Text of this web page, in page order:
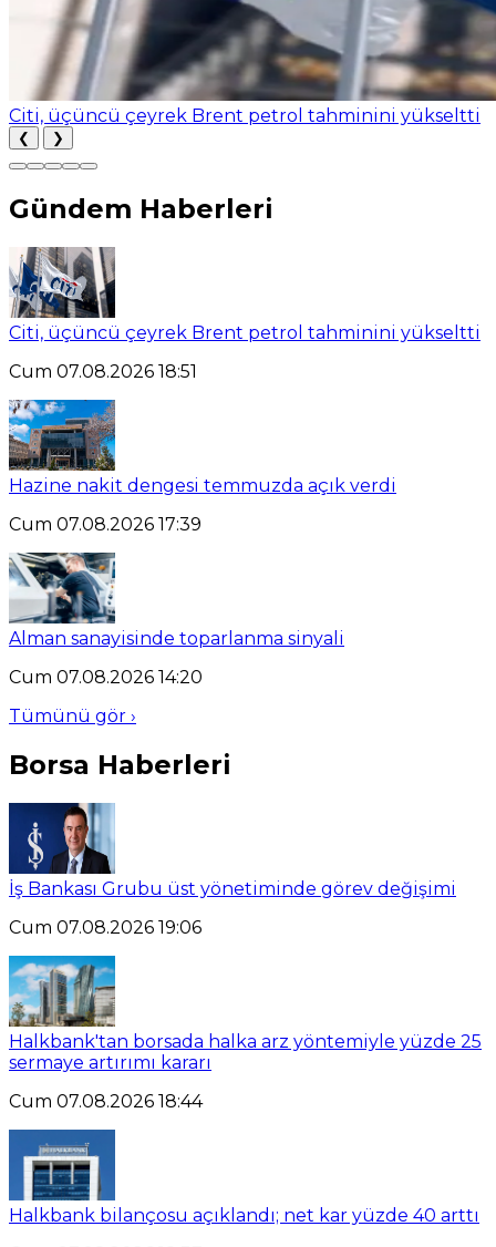
Citi, üçüncü çeyrek Brent petrol tahminini yükseltti
❮ ❯
Gündem Haberleri
Citi, üçüncü çeyrek Brent petrol tahminini yükseltti
Cum 07.08.2026 18:51
Hazine nakit dengesi temmuzda açık verdi
Cum 07.08.2026 17:39
Alman sanayisinde toparlanma sinyali
Cum 07.08.2026 14:20
Tümünü gör ›
Borsa Haberleri
İş Bankası Grubu üst yönetiminde görev değişimi
Cum 07.08.2026 19:06
Halkbank'tan borsada halka arz yöntemiyle yüzde 25
sermaye artırımı kararı
Cum 07.08.2026 18:44
Halkbank bilançosu açıklandı; net kar yüzde 40 arttı